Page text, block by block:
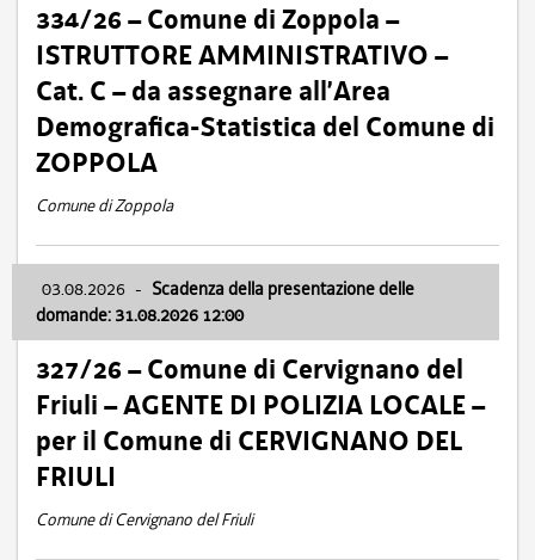
334/26 – Comune di Zoppola –
ISTRUTTORE AMMINISTRATIVO –
Cat. C – da assegnare all’Area
Demografica-Statistica del Comune di
ZOPPOLA
Comune di Zoppola
03.08.2026 - Scadenza della presentazione delle
domande: 31.08.2026 12:00
327/26 – Comune di Cervignano del
Friuli – AGENTE DI POLIZIA LOCALE –
per il Comune di CERVIGNANO DEL
FRIULI
Comune di Cervignano del Friuli